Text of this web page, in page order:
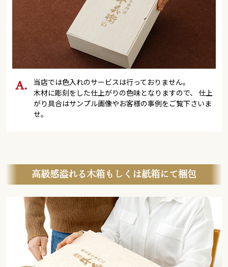
当店では色入れのサービスは行っておりません。
木材に彫刻をした仕上がりの色味となりますので、 仕上
がり具合はサンプル画像やお客様の事例をご覧下さいま
せ。
高級感溢れる木箱もしくは紙箱にて梱包